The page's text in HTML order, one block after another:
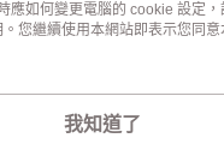
應如何變更電腦的 cookie 設定，
。您繼續使用本網站即表示您同
cookie。
我知道了